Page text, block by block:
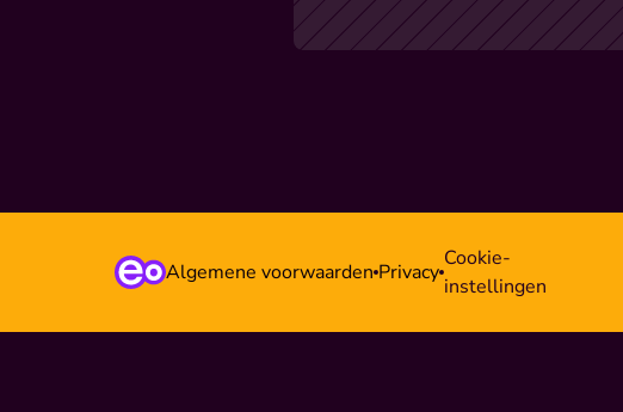
Algemene voorwaarden Privacy
Cookie-
instellingen